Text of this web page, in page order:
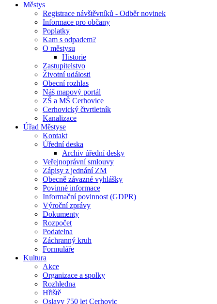
Městys
Registrace návštěvníků - Odběr novinek
Informace pro občany
Poplatky
Kam s odpadem?
O městysu
Historie
Zastupitelstvo
Životní události
Obecní rozhlas
Náš mapový portál
ZŠ a MŠ Cerhovice
Cerhovický čtvrtletník
Kanalizace
Úřad Městyse
Kontakt
Úřední deska
Archiv úřední desky
Veřejnoprávní smlouvy
Zápisy z jednání ZM
Obecně závazné vyhlášky
Povinné informace
Informační povinnost (GDPR)
Výroční zprávy
Dokumenty
Rozpočet
Podatelna
Záchranný kruh
Formuláře
Kultura
Akce
Organizace a spolky
Rozhledna
Hřiště
Oslavy 750 let Cerhovic